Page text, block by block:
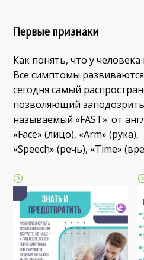
Первые признаки
Как понять, что у
Все симптомы
сегодня самый
позволяющий заподозрить
называемый «FAST»: от
«Face» (лицо), «Arm» (рука),
«Speеch» (речь), «Time»